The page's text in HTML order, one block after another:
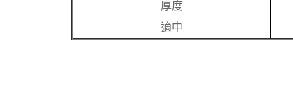
厚度
適中